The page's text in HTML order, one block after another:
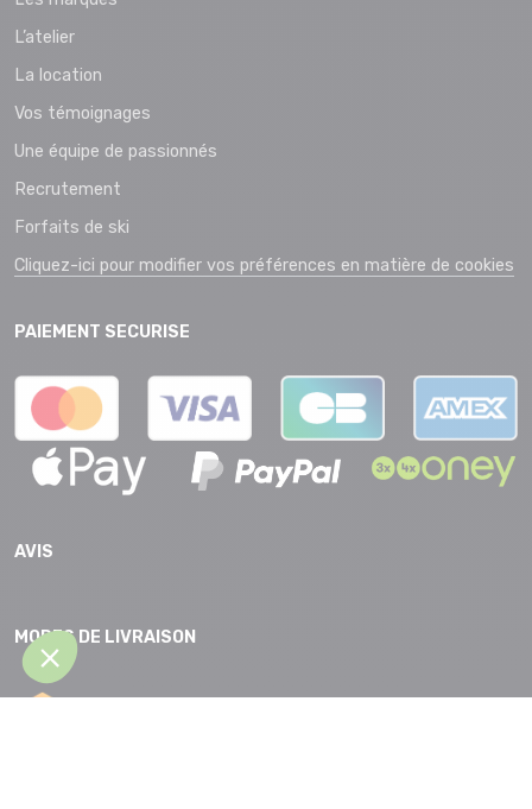
L’atelier
La location
Vos témoignages
Une équipe de passionnés
Recrutement
Forfaits de ski
Cliquez-ici pour modifier vos préférences en matière de cookies
PAIEMENT SECURISE
AVIS
MODES DE LIVRAISON